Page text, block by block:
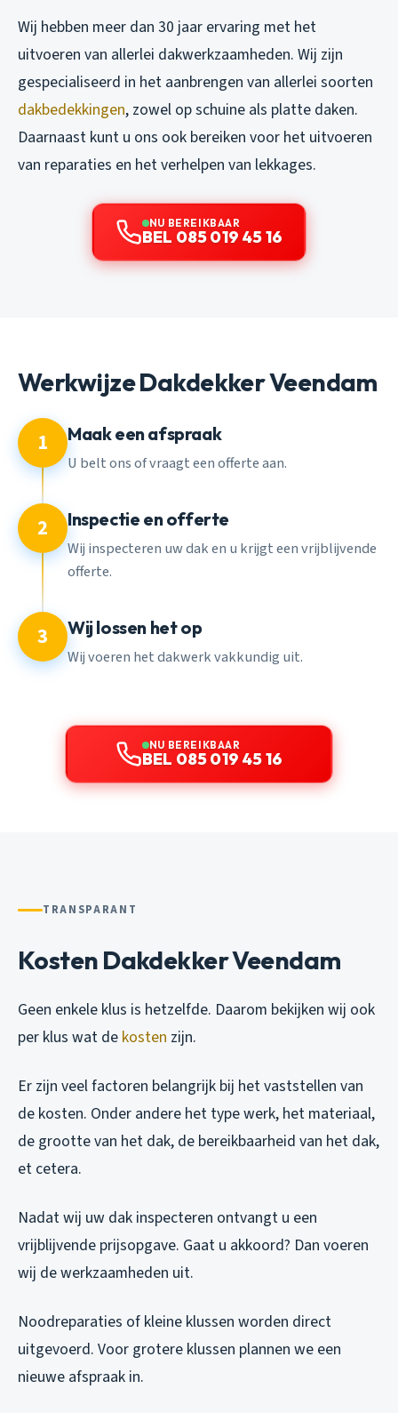
Wij hebben meer dan 30 jaar ervaring met het
uitvoeren van allerlei dakwerkzaamheden. Wij zijn
gespecialiseerd in het aanbrengen van allerlei soorten
dakbedekkingen, zowel op schuine als platte daken.
Daarnaast kunt u ons ook bereiken voor het uitvoeren
van reparaties en het verhelpen van lekkages.
NU BEREIKBAAR
BEL 085 019 45 16
Werkwijze Dakdekker Veendam
1 Maak een afspraak
U belt ons of vraagt een offerte aan.
2 Inspectie en offerte
Wij inspecteren uw dak en u krijgt een vrijblijvende
offerte.
3 Wij lossen het op
Wij voeren het dakwerk vakkundig uit.
NU BEREIKBAAR
BEL 085 019 45 16
TRANSPARANT
Kosten Dakdekker Veendam
Geen enkele klus is hetzelfde. Daarom bekijken wij ook
per klus wat de kosten zijn.
Er zijn veel factoren belangrijk bij het vaststellen van
de kosten. Onder andere het type werk, het materiaal,
de grootte van het dak, de bereikbaarheid van het dak,
et cetera.
Nadat wij uw dak inspecteren ontvangt u een
vrijblijvende prijsopgave. Gaat u akkoord? Dan voeren
wij de werkzaamheden uit.
Noodreparaties of kleine klussen worden direct
uitgevoerd. Voor grotere klussen plannen we een
nieuwe afspraak in.